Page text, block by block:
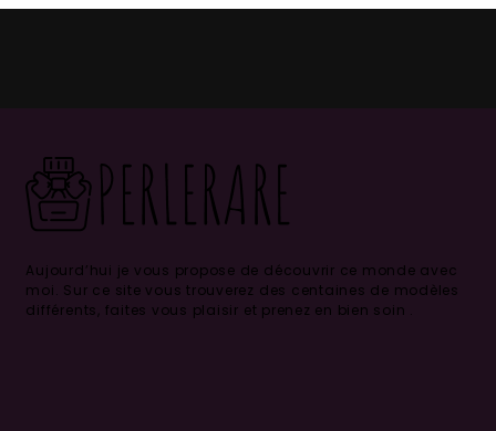
Aujourd’hui je vous propose de découvrir ce monde avec
moi. Sur ce site vous trouverez des centaines de modèles
différents, faites vous plaisir et prenez en bien soin .